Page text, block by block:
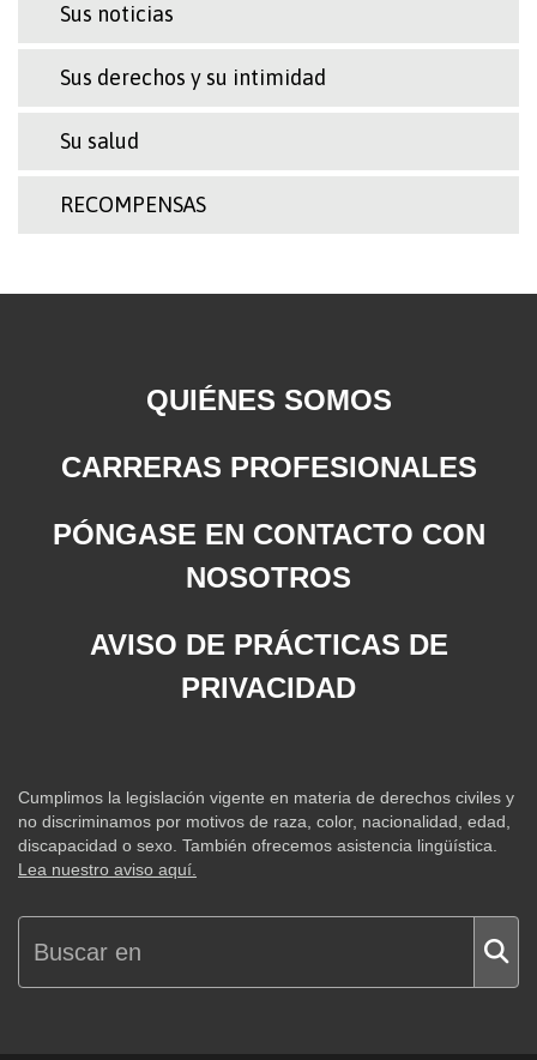
Sus noticias
Sus derechos y su intimidad
Su salud
RECOMPENSAS
QUIÉNES SOMOS
CARRERAS PROFESIONALES
PÓNGASE EN CONTACTO CON
NOSOTROS
AVISO DE PRÁCTICAS DE
PRIVACIDAD
Cumplimos la legislación vigente en materia de derechos civiles y
no discriminamos por motivos de raza, color, nacionalidad, edad,
discapacidad o sexo. También ofrecemos asistencia lingüística.
Lea nuestro aviso aquí.